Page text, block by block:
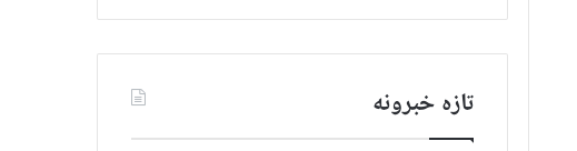
تازه خبرونه